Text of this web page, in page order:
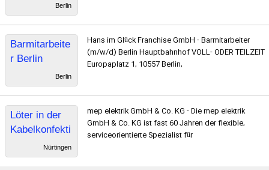
Werkstudente
Berlin
Barmitarbeite
r Berlin
Hauptbahnhof
Berlin
Hans im Glück Franchise GmbH - Barmitarbeiter
(m/w/d) Berlin Hauptbahnhof VOLL- ODER TEILZEIT
Europaplatz 1, 10557 Berlin,
Löter in der
Kabelkonfekti
Nürtingen
mep elektrik GmbH & Co. KG - Die mep elektrik
GmbH & Co. KG ist fast 60 Jahren der flexible,
serviceorientierte Spezialist für